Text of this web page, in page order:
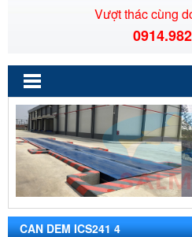
Vượt thác cùng
CAN DEM ICS241 4